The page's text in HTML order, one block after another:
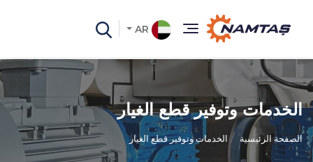
الخدمات وتوفير قطع الغيار
الصفحة الرئيسية الخدمات وتوفير قطع الغيار